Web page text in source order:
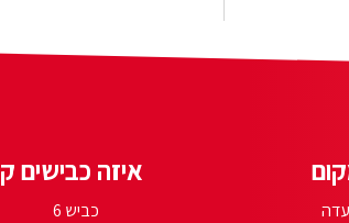
איזה כבישים
כביש 6